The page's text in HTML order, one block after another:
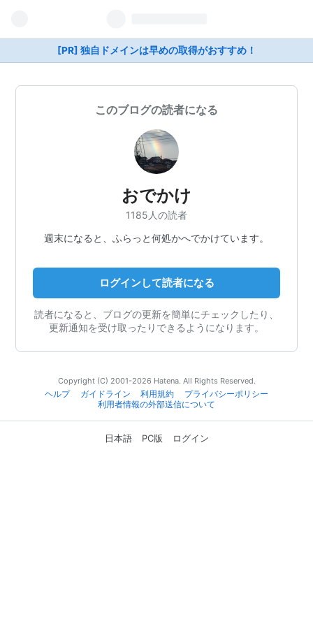
[PR] 独自ドメインは早めの取得がおすすめ！
このブログの読者になる
おでかけ
1185人の読者
週末になると、ふらっと何処かへでかけています。
ログインして読者になる
読者になると、ブログの更新を簡単にチェックしたり、
更新通知を受け取ったりできるようになります。
Copyright (C) 2001-2026 Hatena. All Rights Reserved.
ヘルプ
ガイドライン 利用規約
プライバシーポリシー
利用者情報の外部送信について
日本語 PC版 ログイン